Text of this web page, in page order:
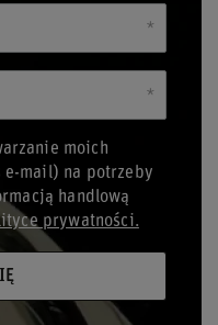
moich
e-mail) na potrzeby
handlową
prywatności.